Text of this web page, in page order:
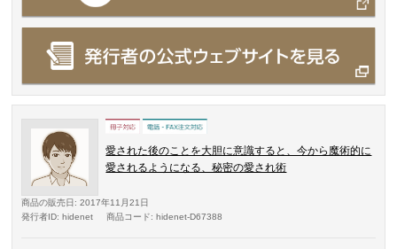
愛された後のことを大胆に意識すると、今から魔術的に
愛されるようになる、秘密の愛され術
商品の販売日 : 2017年11月21日
発行者ID: hidenet 商品コード: hidenet-D67388